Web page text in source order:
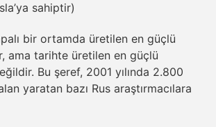
sahiptir)
bir ortamda üretilen en güçlü
ama tarihte üretilen en güçlü
Bu şeref, 2001 yılında 2.800
yaratan bazı Rus araştırmacılara